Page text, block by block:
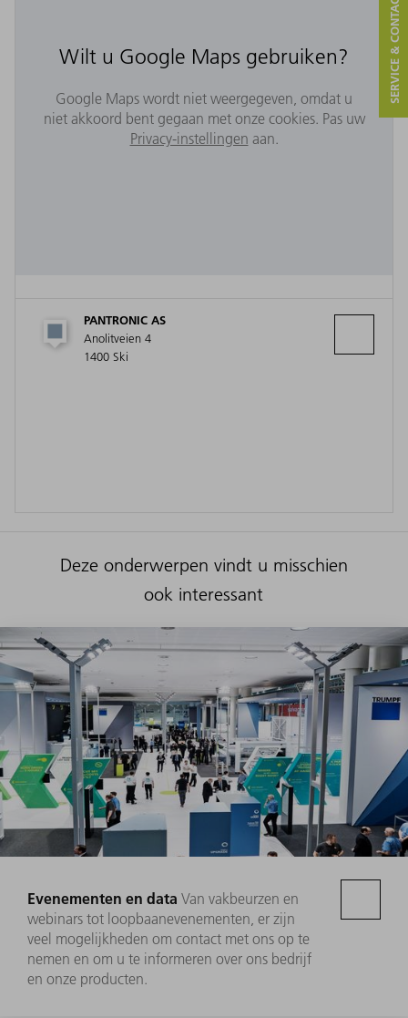
Wilt u Google Maps gebruiken?
Google Maps wordt niet weergegeven, omdat u
niet akkoord bent gegaan met onze cookies. Pas uw
Privacy-instellingen aan.
PANTRONIC AS
Anolitveien 4
1400 Ski
Deze onderwerpen vindt u misschien
ook interessant
Evenementen en data Van vakbeurzen en
webinars tot loopbaanevenementen, er zijn
veel mogelijkheden om contact met ons op te
nemen en om u te informeren over ons bedrijf
en onze producten.
SERVICE & CONTACT